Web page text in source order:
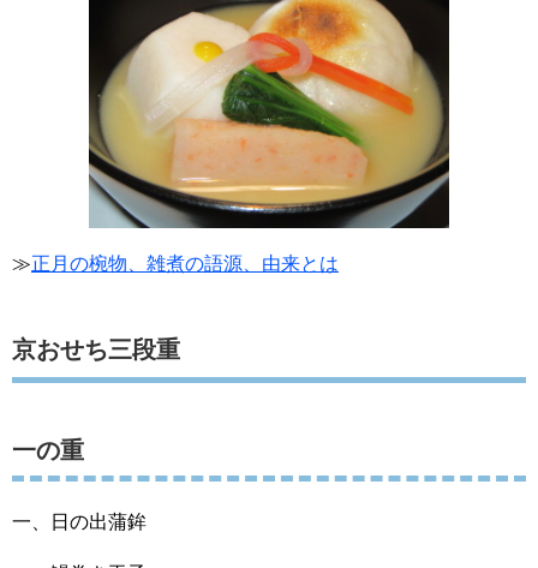
≫正月の椀物、雑煮の語源、由来とは
京おせち三段重
一の重
一、日の出蒲鉾